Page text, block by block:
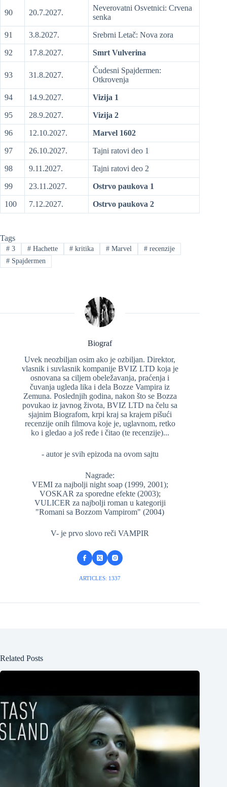
90 20.7.2027.
Neverovatni Osvetnici: Crvena
senka
91 3.8.2027. Srebrni Letač: Nova zora
92 17.8.2027. Smrt Vulverina
93 31.8.2027.
Čudesni Spajdermen:
Otkrovenja
94 14.9.2027. Vizija 1
95 28.9.2027. Vizija 2
96 12.10.2027. Marvel 1602
97 26.10.2027. Tajni ratovi deo 1
98 9.11.2027. Tajni ratovi deo 2
99 23.11.2027. Ostrvo paukova 1
100 7.12.2027. Ostrvo paukova 2
Tags
#3 #Hachette # kritika # Marvel # recenzije
#Spajdermen
Biograf
Uvek neozbiljan osim ako je ozbiljan. Direktor,
vlasnik i suvlasnik kompanije BVIZ LTD koja je
osnovana sa ciljem obeležavanja, praćenja i
čuvanja ugleda lika i dela Bozze Vampira iz
Zemuna. Poslednjih godina, nakon što se Bozza
povukao iz javnog života, BVIZ LTD na čelu sa
sjajnim Biografom, krpi kraj sa krajem pišući
recenzije onih filmova koje je, uglavnom, retko
ko i gledao a još ređe i čitao (te recenzije)...
- autor je svih epizoda na ovom sajtu
Nagrade:
VEMI za najbolji night soap (1999, 2001);
VOSKAR za sporedne efekte (2003);
VULICER za najbolji roman u kategoriji
"Romani sa Bozzom Vampirom" (2004)
V- je prvo slovo reči VAMPIR
ARTICLES: 1337
Related Posts